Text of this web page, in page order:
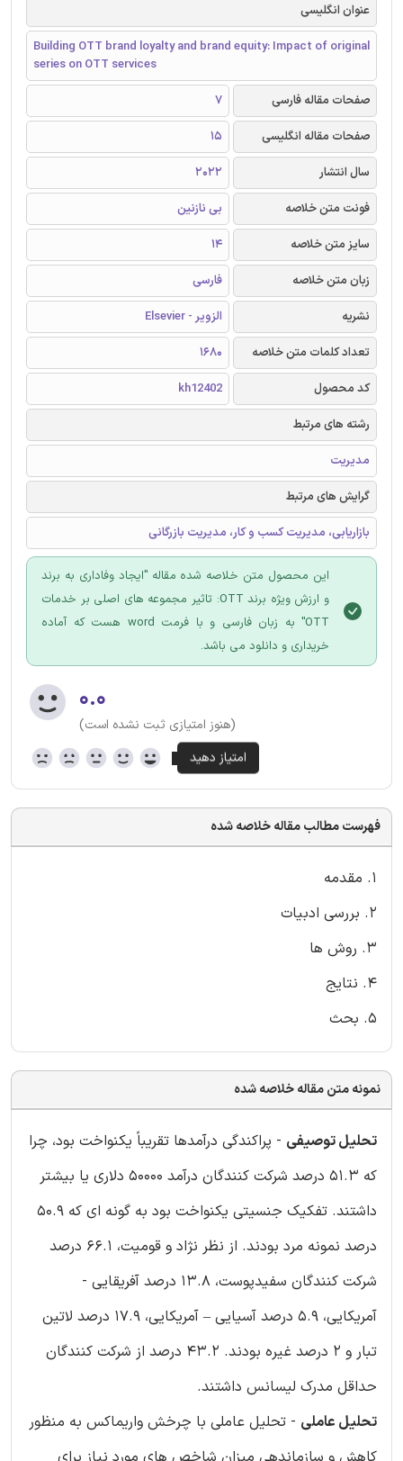
عنوان انگلیسی
Building OTT brand loyalty and brand equity: Impact of original
series on OTT services
صفحات مقاله فارسی
7
صفحات مقاله انگلیسی
15
سال انتشار
2022
فونت متن خلاصه
بی نازنین
سایز متن خلاصه
14
زبان متن خلاصه
فارسی
نشریه
الزویر - Elsevier
تعداد کلمات متن خلاصه
1680
کد محصول
kh12402
رشته های مرتبط
مدیریت
گرایش های مرتبط
بازاریابی، مدیریت کسب و کار، مدیریت بازرگانی
این محصول متن خلاصه شده مقاله "ایجاد وفاداری به برند
و ارزش ویژه برند OTT: تاثیر مجموعه های اصلی بر خدمات
OTT" به زبان فارسی و با فرمت word هست که آماده
خریداری و دانلود می باشد.
۰.۰
(هنوز امتیازی ثبت نشده است)
فهرست مطالب مقاله خلاصه شده
1. مقدمه
۲. بررسی ادبیات
۳. روش ها
4. نتایج
۵. بحث
نمونه متن مقاله خلاصه شده
تحلیل توصیفی - پراکندگی درآمدها تقریباً یکنواخت بود، چرا
که 51.3 درصد شرکت کنندگان درآمد 50000 دلاری یا بیشتر
داشتند. تفکیک جنسیتی یکنواخت بود به گونه ای که 50.9
درصد نمونه مرد بودند. از نظر نژاد و قومیت، 66.1 درصد
شرکت کنندگان سفیدپوست، 13.8 درصد آفریقایی -
آمریکایی، 5.9 درصد آسیایی – آمریکایی، 17.9 درصد لاتین
تبار و 2 درصد غیره بودند. 43.2 درصد از شرکت کنندگان
حداقل مدرک لیسانس داشتند.
تحلیل عاملی - تحلیل عاملی با چرخش واریماکس به منظور